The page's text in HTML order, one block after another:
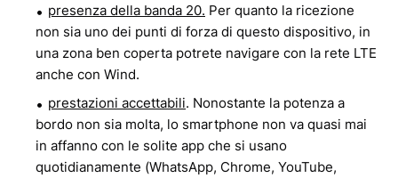
presenza della banda 20. Per quanto la ricezione
non sia uno dei punti di forza di questo dispositivo, in
una zona ben coperta potrete navigare con la rete LTE
anche con Wind.
prestazioni accettabili. Nonostante la potenza a
bordo non sia molta, lo smartphone non va quasi mai
in affanno con le solite app che si usano
quotidianamente (WhatsApp, Chrome, YouTube,